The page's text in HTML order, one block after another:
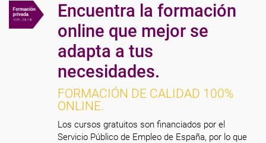
Encuentra la formación
online que mejor se
adapta a tus
necesidades.
FORMACIÓN DE CALIDAD 100%
ONLINE.
Los cursos gratuitos son financiados por el
Servicio Público de Empleo de España, por lo que